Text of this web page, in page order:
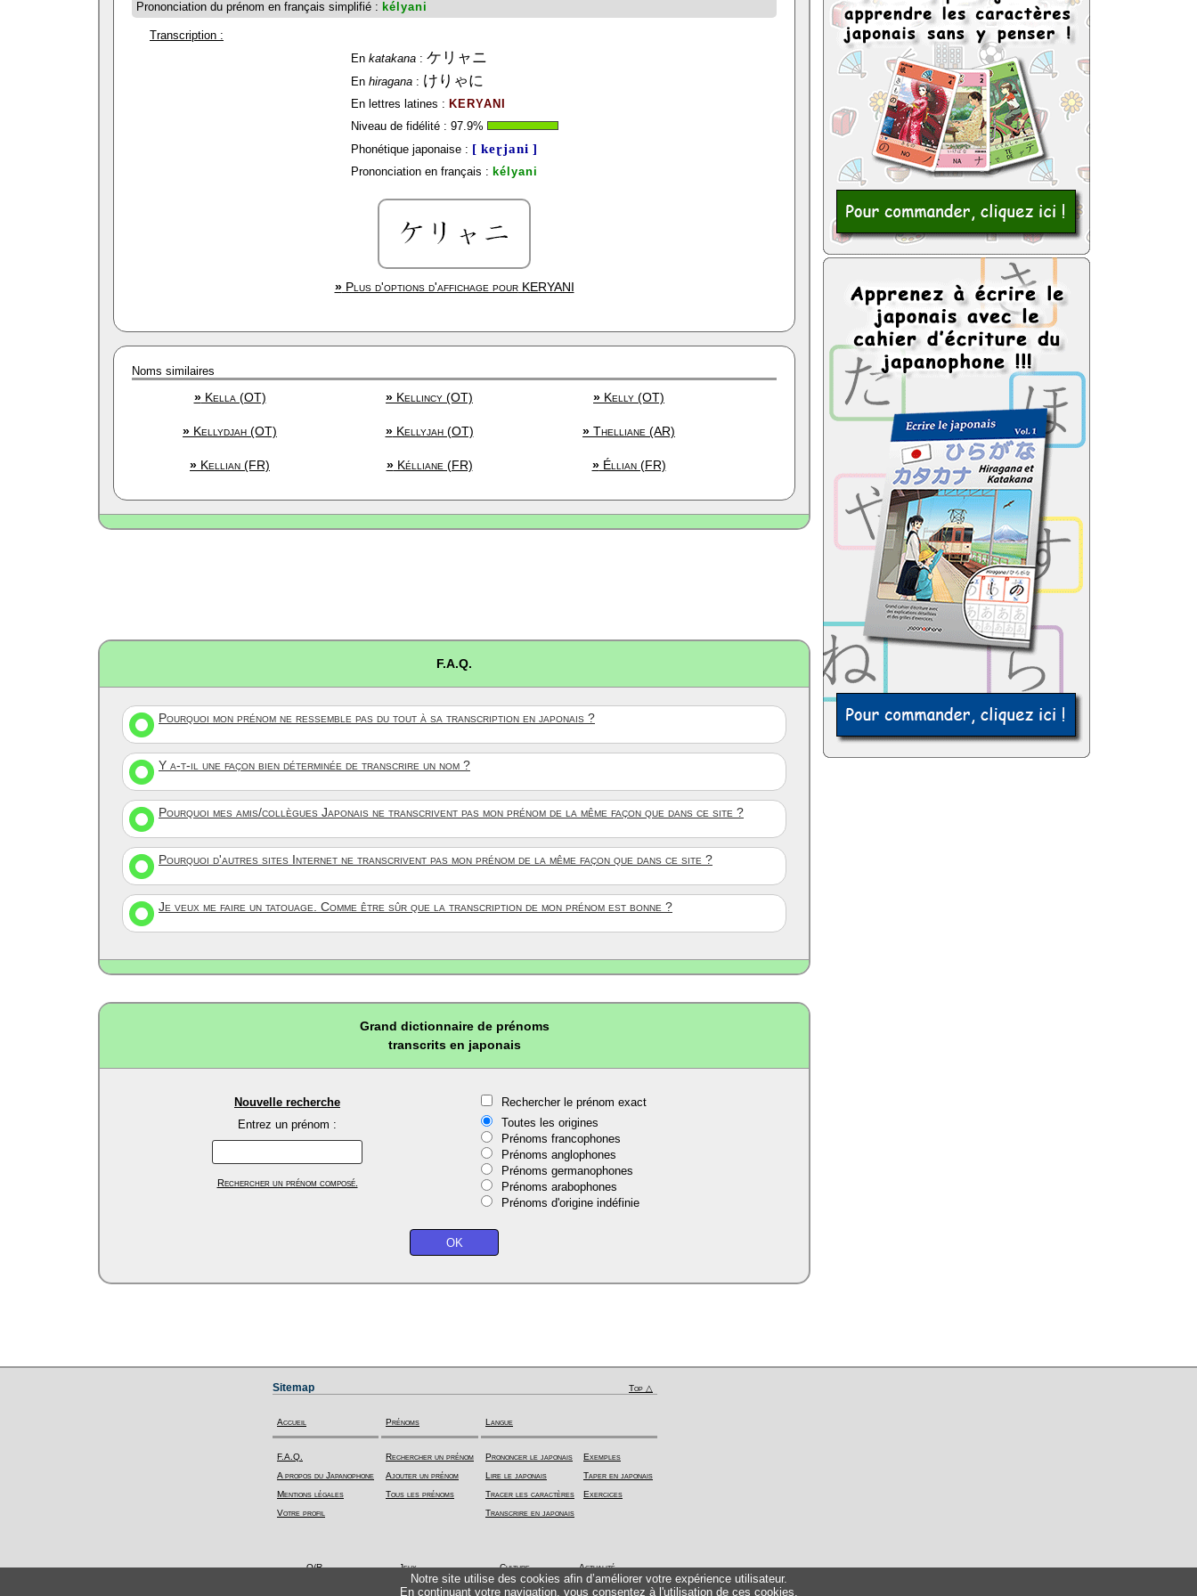
Prononciation du prénom en français simplifié : kélyani
Transcription :
En katakana: ケリャニ
En hiragana: けりゃに
En lettres latines : KERYANI
Niveau de fidélité : 97.9%
Phonétique japonaise : [ keɽjani ]
Prononciation en français : kélyani
»Plus d'options d'affichage pourKERYANI
Noms similaires
»Kella (OT) » Kellincy (OT) » Kelly (OT)
» Kellydjah (OT) »Kellyjah (OT) » Thelliane (AR)
» Kellian (FR) »Kélliane (FR) »Éllian (FR)
F.A.Q.
Pourquoi mon prénom ne ressemble pas du tout à sa transcription en japonais ?
Y a-t-il une façon bien déterminée de transcrire un nom ?
Pourquoi mes amis/collègues Japonais ne transcrivent pas mon prénom de la même façon que dans ce site ?
Pourquoi d'autres sites Internet ne transcrivent pas mon prénom de la même façon que dans ce site ?
Je veux me faire un tatouage. Comme être sûr que la transcription de mon prénom est bonne ?
Grand dictionnaire de prénoms
transcrits en japonais
Nouvelle recherche
Entrez un prénom :
Rechercher un prénom composé.
Rechercher le prénom exact
Toutes les origines
Prénoms francophones
Prénoms anglophones
Prénoms germanophones
Prénoms arabophones
Prénoms d'origine indéfinie
Notre site utilise des cookies afin d’améliorer votre expérience utilisateur.
En continuant votre navigation, vous consentez à l'utilisation de ces cookies.
Sitemap Top △
Accueil
F.A.Q.
A propos du Japanophone
Mentions légales
Votre profil
Prénoms
Rechercher un prénom
Ajouter un prénom
Tous les prénoms
Langue
Prononcer le japonais
Lire le japonais
Tracer les caractères
Transcrire en japonais
Exemples
Taper en japonais
Exercices
Q/R Jeux Culture Actualité